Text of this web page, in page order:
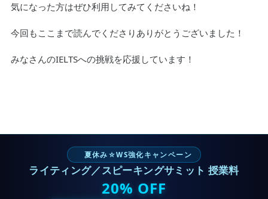
気になった方はぜひ利用してみてくださいね！
今回もここまで読んでくださりありがとうございました！
みなさんのIELTSへの挑戦を応援しています！
夏休み☆WS強化キャンペーン
ライティング／スピーキングサミット 授業料
20% OFF